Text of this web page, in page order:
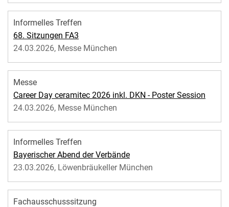
Informelles Treffen
68. Sitzungen FA3
24.03.2026, Messe München
Messe
Career Day ceramitec 2026 inkl. DKN - Poster Session
24.03.2026, Messe München
Informelles Treffen
Bayerischer Abend der Verbände
23.03.2026, Löwenbräukeller München
Fachausschusssitzung